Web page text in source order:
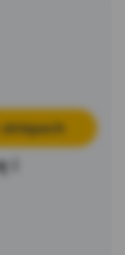
o rośliny.
i